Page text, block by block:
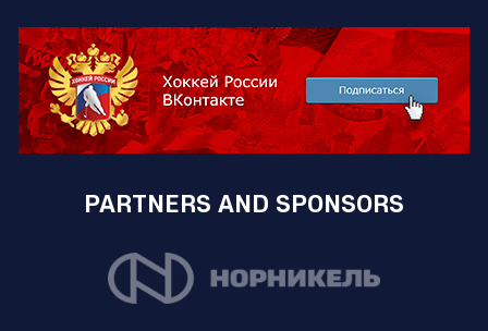
PARTNERS AND SPONSORS